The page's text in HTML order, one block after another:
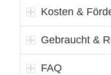
Kosten &
Gebraucht &
FAQ